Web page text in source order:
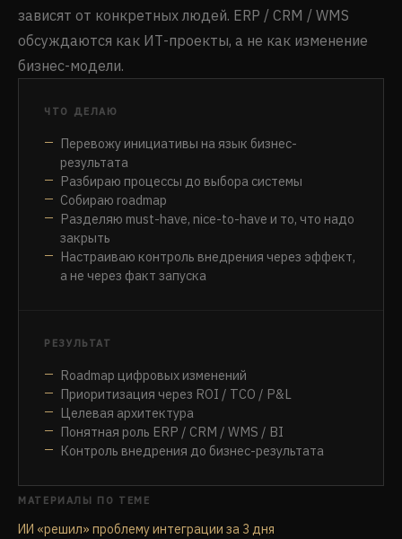
зависят от конкретных людей. ERP / CRM / WMS
обсуждаются как ИТ-проекты, а не как изменение
бизнес-модели.
ЧТО ДЕЛАЮ
Перевожу инициативы на язык бизнес-
результата
Разбираю процессы до выбора системы
Собираю roadmap
Разделяю must-have, nice-to-have и то, что надо
закрыть
Настраиваю контроль внедрения через эффект,
а не через факт запуска
РЕЗУЛЬТАТ
Roadmap цифровых изменений
Приоритизация через ROI / TCO / P&L
Целевая архитектура
Понятная роль ERP / CRM / WMS / BI
Контроль внедрения до бизнес-результата
МАТЕРИАЛЫ ПО ТЕМЕ
ИИ «решил» проблему интеграции за 3 дня